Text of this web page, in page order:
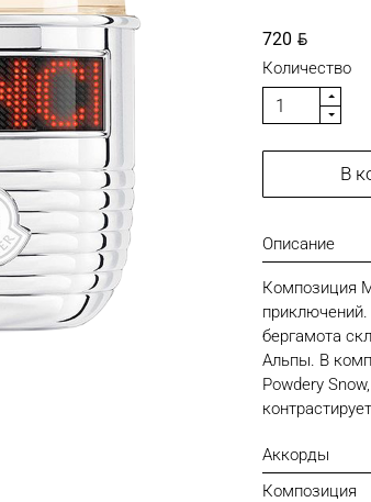
720 BYN
Количество
В
Описание
Композиция
приключений.
бергамота
Альпы. В
Powdery
Аккорды
Композиция